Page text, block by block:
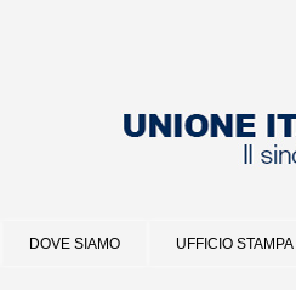
DOVE SIAMO UFFICIO STAMPA